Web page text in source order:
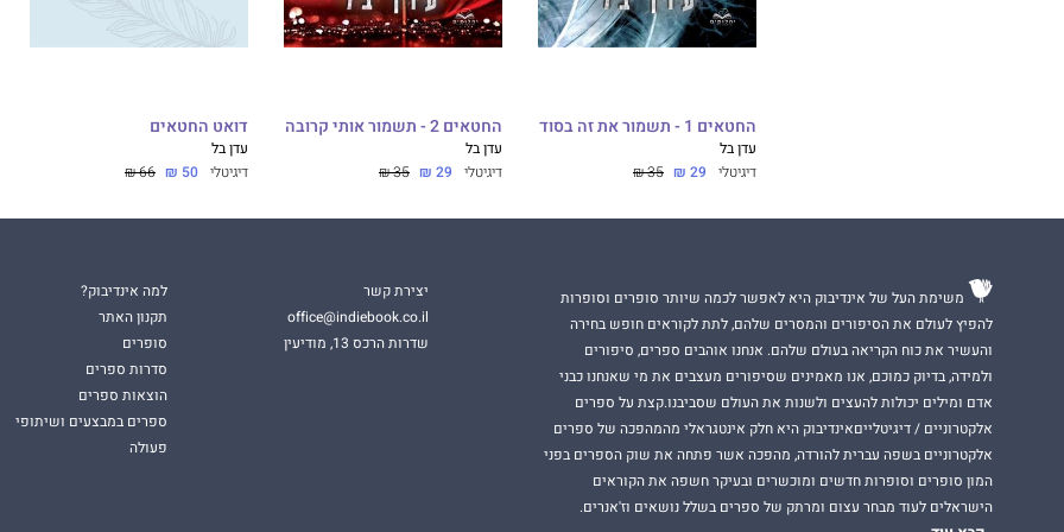
החטאים 1 - תשמור את זה בסוד
עדן בל
דיגיטלי 29 ₪
35 ₪
החטאים 2 - תשמור אותי קרובה
עדן בל
דיגיטלי 29 ₪
35 ₪
דואט החטאים
עדן בל
דיגיטלי 50 ₪
66 ₪
משימת העל של אינדיבוק היא לאפשר לכמה שיותר סופרים וסופרות
להפיץ לעולם את הסיפורים והמסרים שלהם, לתת לקוראים חופש בחירה
והעשיר את כוח הקריאה בעולם שלהם. אנחנו אוהבים ספרים, סיפורים
ולמידה, בדיוק כמוכם, אנו מאמינים שסיפורים מעצבים את מי שאנחנו כבני
אדם ומילים יכולות להעצים ולשנות את העולם שסביבנו.קצת על ספרים
אלקטרוניים / דיגיטלייםאינדיבוק היא חלק אינטגראלי מהמהפכה של ספרים
אלקטרוניים בשפה עברית להורדה, מהפכה אשר פתחה את שוק הספרים בפני
המון סופרים וסופרות חדשים ומוכשרים ובעיקר חשפה את הקוראים
הישראלים לעוד מבחר עצום ומרתק של ספרים בשלל נושאים וז'אנרים.
יצירת קשר
office@indiebook.co.il
שדרות הרכס 13, מודיעין
למה אינדיבוק?
תקנון האתר
סופרים
סדרות ספרים
הוצאות ספרים
ספרים במבצעים ושיתופי
פעולה